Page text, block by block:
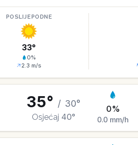
POSLIJEPODNE
33°
0%
2.3 m/s
35° / 30°
Osjećaj 40°
0%
0.0mm/h